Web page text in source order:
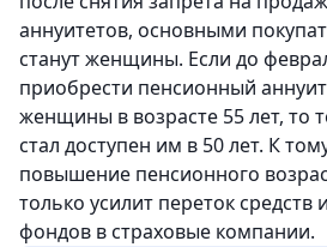
аннуитетов, основными
станут женщины. Если до
приобрести пенсионный
женщины в возрасте 55 лет, то
стал доступен им в 50 лет. К
повышение пенсионного
только усилит переток средств
фондов в страховые компании.